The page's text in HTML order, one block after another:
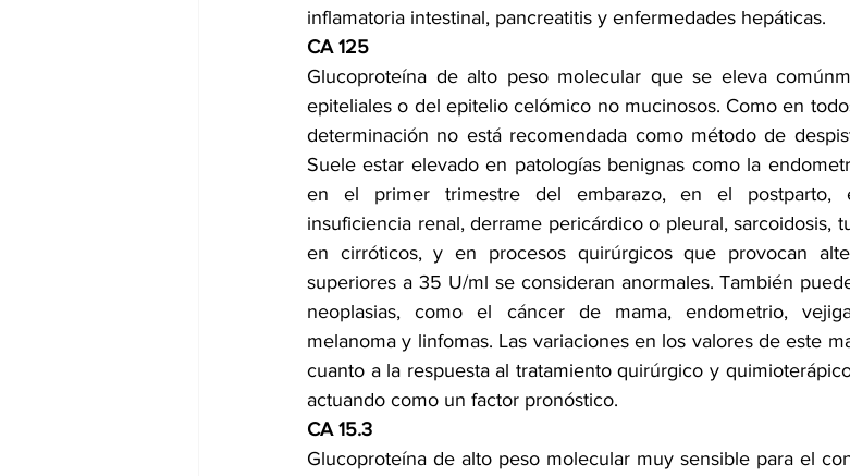
inflamatoria intestinal, pancreatitis y enfermedades hepáticas.
CA 125
Glucoproteína de alto peso molecular que se eleva
epiteliales o del epitelio celómico no mucinosos. Como en
determinación no está recomendada como método de
Suele estar elevado en patologías benignas como la
en el primer trimestre del embarazo, en el postparto,
insuficiencia renal, derrame pericárdico o pleural, sarcoidosis,
en cirróticos, y en procesos quirúrgicos que provocan
superiores a 35 U/ml se consideran anormales. También
neoplasias, como el cáncer de mama, endometrio,
melanoma y linfomas. Las variaciones en los valores de este
cuanto a la respuesta al tratamiento quirúrgico y
actuando como un factor pronóstico.
CA 15.3
Glucoproteína de alto peso molecular muy sensible para el